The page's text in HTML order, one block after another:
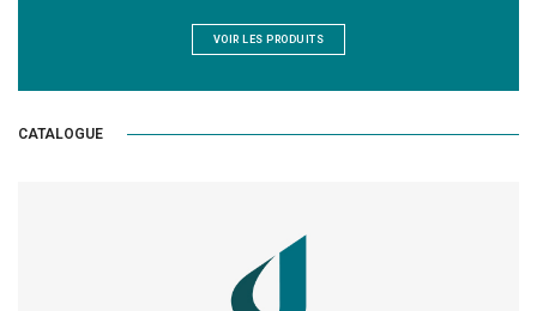
VOIR LES PRODUITS
CATALOGUE